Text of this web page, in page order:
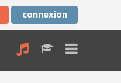
connexion